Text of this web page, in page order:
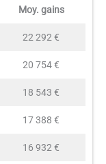
Moy. gains
22 292 €
20 754 €
18 543 €
17 388 €
16 932 €